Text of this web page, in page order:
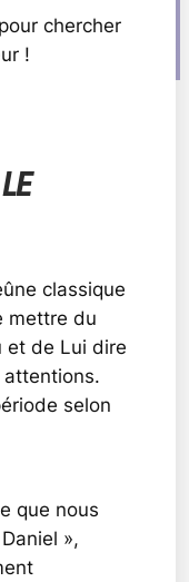
chercher
!
classique
mettre du
et de Lui dire
attentions.
selon
que nous
»,